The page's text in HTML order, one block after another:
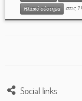
Ηλιακό σύστημα
στις
Social links